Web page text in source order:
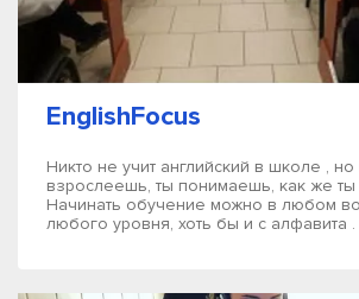
EnglishFocus
Никто не учит английский в школе , но
взрослеешь, ты понимаешь, как же
Начинать обучение можно в любом
любого уровня, хоть бы и с алфавита